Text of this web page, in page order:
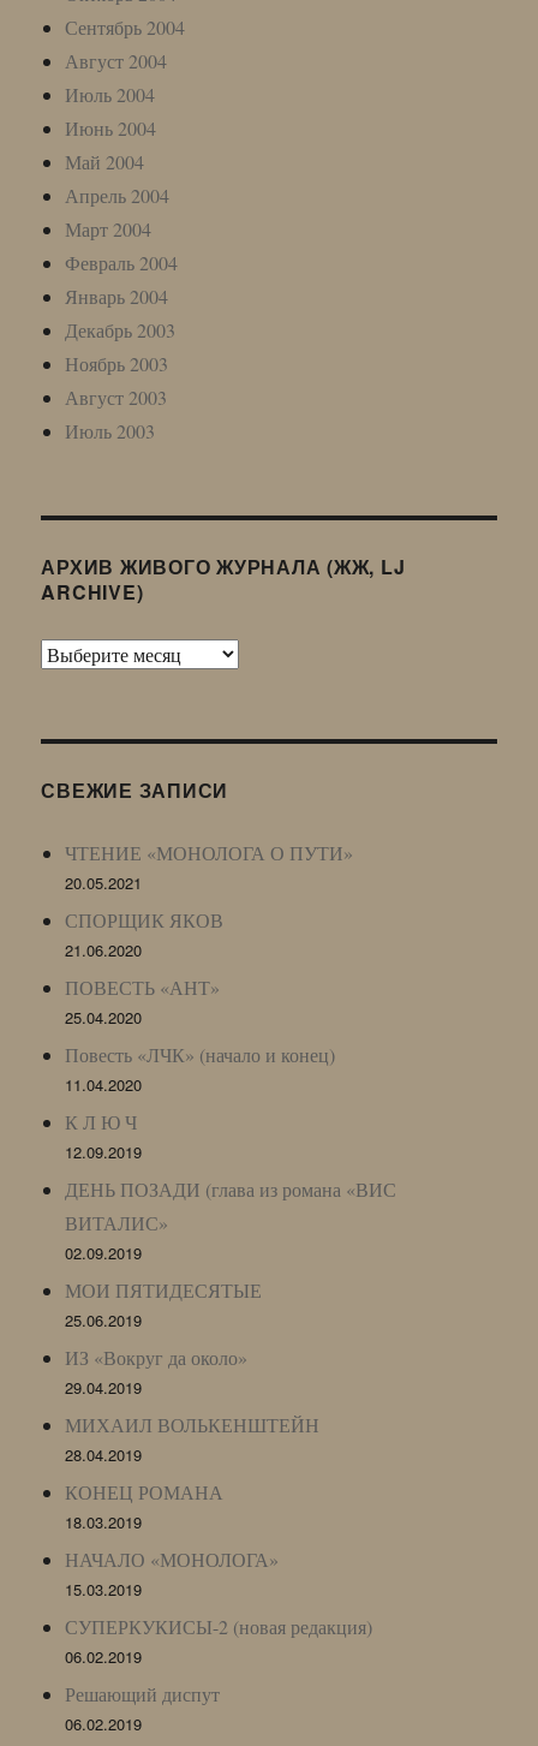
Сентябрь 2004
Август 2004
Июль 2004
Июнь 2004
Май 2004
Апрель 2004
Март 2004
Февраль 2004
Январь 2004
Декабрь 2003
Ноябрь 2003
Август 2003
Июль 2003
АРХИВ ЖИВОГО ЖУРНАЛА (ЖЖ, LJ
ARCHIVE)
Архив
LJ
СВЕЖИЕ ЗАПИСИ
ЧТЕНИЕ «МОНОЛОГА О ПУТИ»
20.05.2021
СПОРЩИК ЯКОВ
21.06.2020
ПОВЕСТЬ «АНТ»
25.04.2020
Повесть «ЛЧК» (начало и конец)
11.04.2020
К Л Ю Ч
12.09.2019
ДЕНЬ ПОЗАДИ (глава из романа «ВИС
ВИТАЛИС»
02.09.2019
МОИ ПЯТИДЕСЯТЫЕ
25.06.2019
ИЗ «Вокруг да около»
29.04.2019
МИХАИЛ ВОЛЬКЕНШТЕЙН
28.04.2019
КОНЕЦ РОМАНА
18.03.2019
НАЧАЛО «МОНОЛОГА»
15.03.2019
СУПЕРКУКИСЫ-2 (новая редакция)
06.02.2019
Решающий диспут
06.02.2019